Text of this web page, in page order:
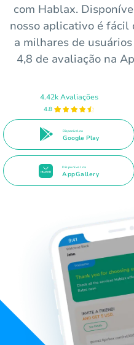
com Hablax.
nosso aplicativo é fácil
a milhares de
4,8 de avaliação na
4.42k Avaliações
4.8
Disponível no
Google Play
Disponível na
AppGallery